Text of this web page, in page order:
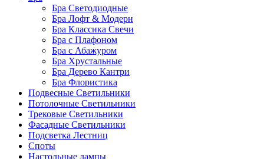
Бра Светодиодные
Бра Лофт & Модерн
Бра Классика Свечи
Бра с Плафоном
Бра с Абажуром
Бра Хрустальные
Бра Дерево Кантри
Бра Флористика
Подвесные Светильники
Потолочные Светильники
Трековые Светильники
Фасадные Светильники
Подсветка Лестниц
Споты
Настольные лампы